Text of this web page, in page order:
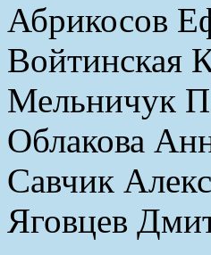
Абрикосов
Войтинская
Мельничук
Облакова
Савчик
Яговцев